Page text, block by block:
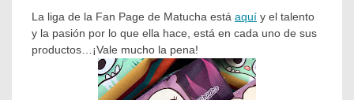
La liga de la Fan Page de Matucha está aquí y el talento
y la pasión por lo que ella hace, está en cada uno de sus
productos…¡Vale mucho la pena!